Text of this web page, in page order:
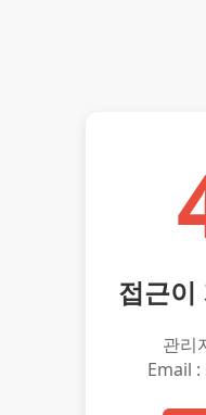
접근이
관리
Email